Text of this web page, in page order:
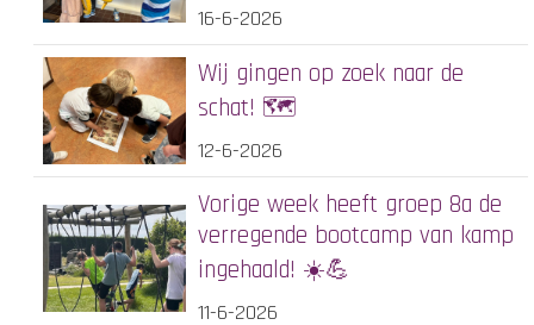
16-6-2026
Wij gingen op zoek naar de
schat! 🗺️
12-6-2026
Vorige week heeft groep 8a de
verregende bootcamp van kamp
ingehaald! ☀️💪
11-6-2026